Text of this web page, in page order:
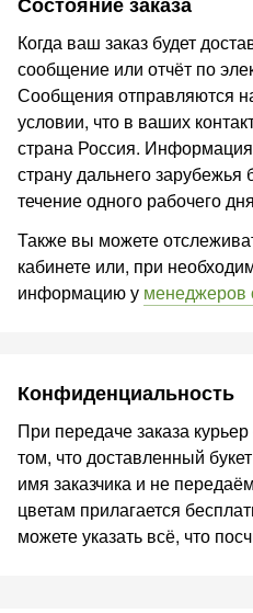
Когда ваш заказ будет
сообщение или отчёт по
Сообщения отправляются
условии, что в ваших
страна Россия. Информация
страну дальнего зарубежья
течение одного рабочего
Также вы можете
кабинете или, при
информацию у менеджеров
Конфиденциальность
При передаче заказа
том, что доставленный
имя заказчика и не
цветам прилагается
можете указать всё, что